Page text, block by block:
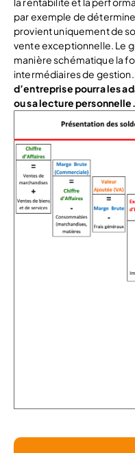
par exemple de
provient uniquement de
vente exceptionnelle. Le
manière schématique la
intermédiaires de gestion.
d’entreprise pourra les
ou sa lecture personnelle.